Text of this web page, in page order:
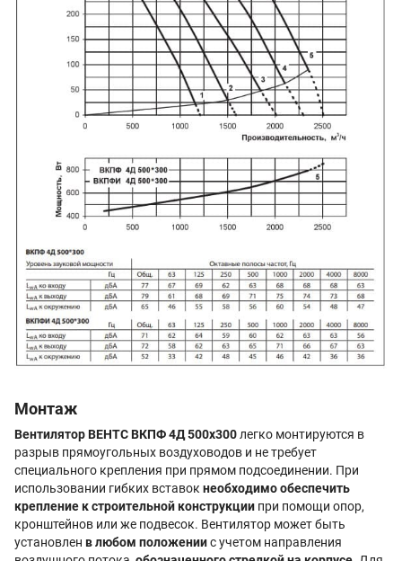
Монтаж
Вентилятор ВЕНТС ВКПФ 4Д 500x300легко монтируются в
разрыв прямоугольных воздуховодов и не требует
специального крепления при прямом подсоединении. При
использовании гибких вставокнеобходимо обеспечить
крепление к строительной конструкции при помощи опор,
кронштейнов или же подвесок. Вентилятор может быть
установлен в любом положениис учетом направления